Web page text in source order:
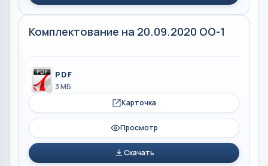
Комплектование на 20.09.2020 ОО-1
PDF
3 МБ
Карточка
Просмотр
Скачать